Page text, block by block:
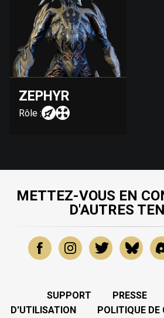
ZEPHYR
Rôle :
METTEZ-VOUS EN
D'AUTRES
SUPPORT PRESSE
D'UTILISATION
POLITIQUE DE